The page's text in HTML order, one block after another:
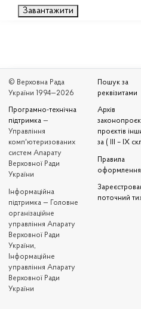
Завантажити
© Верховна Рада
України 1994—2026
Програмно-технічна
підтримка —
Управління
комп'ютеризованих
систем Апарату
Верховної Ради
України
Iнформаційна
підтримка — Головне
організаційне
управління Апарату
Верховної Ради
України,
Інформаційне
управління Апарату
Верховної Ради
України
Пошук за
реквізитами
Архів
проєктів
за ( III – IX
Правила
оформлення
поточний